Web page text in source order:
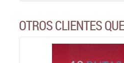
OTROS CLIENTES